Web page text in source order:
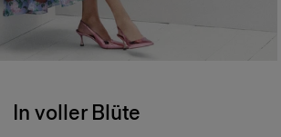
In voller Blüte